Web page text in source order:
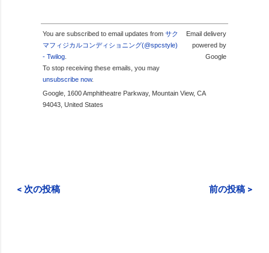
You are subscribed to email updates from サク
マフィジカルコンディショニング(@spcstyle)
- Twilog
To stop receiving these emails, you may
unsubscribe now.
Email delivery
powered by
Google
Google, 1600 Amphitheatre Parkway, Mountain View, CA
94043, United States
< 次の投稿 前の投稿 >